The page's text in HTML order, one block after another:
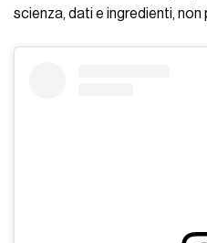
scienza, dati e ingredienti,